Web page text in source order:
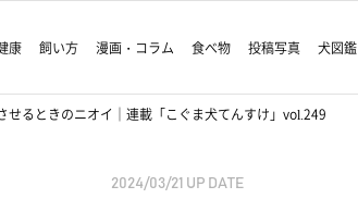
康 飼い方 漫画・コラム 食べ物 投稿写真 犬図鑑
せるときのニオイ｜連載「こぐま犬てんすけ」vol.249
2024/03/21 UP DATE